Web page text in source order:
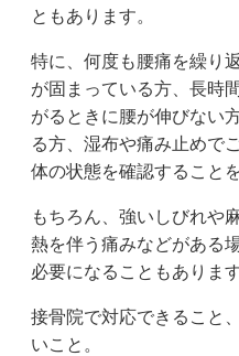
ともあります。
特に、何度も腰痛を繰り
が固まっている方、長時
がるときに腰が伸びない
る方、湿布や痛み止めで
体の状態を確認すること
もちろん、強いしびれや
熱を伴う痛みなどがある
必要になることもあります
接骨院で対応できること
いこと。